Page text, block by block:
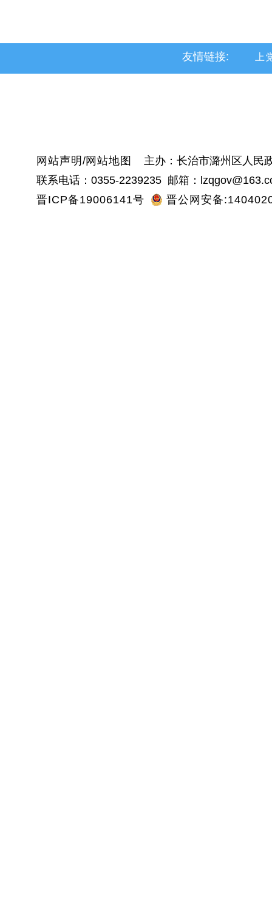
友情链接: 上
网站声明 /网站地图
主办：长治市潞州区人民
联系电话：0355-2239235 邮箱：
晋ICP备19006141号
晋公网安备